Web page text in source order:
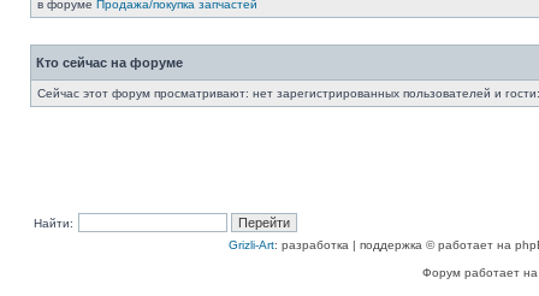
в форуме Продажа/покупка запчастей
Кто сейчас на форуме
Сейчас этот форум просматривают: нет зарегистрированных пользователей и
Найти:
Grizli-Art: разработка | поддержка © работает на
Форум работает